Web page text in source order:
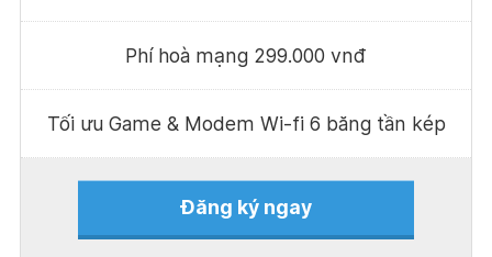
Phí hoà mạng 299.000 vnđ
Tối ưu Game & Modem Wi-fi 6 băng tần kép
Đăng ký ngay